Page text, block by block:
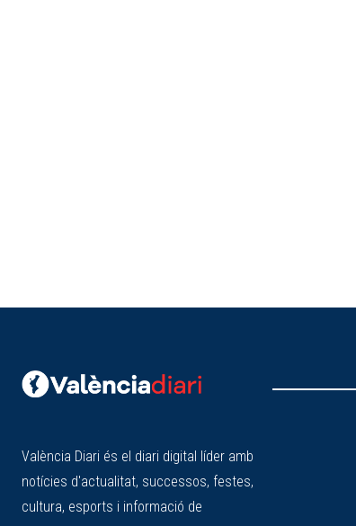
València Diari és el diari digital líder amb
notícies d'actualitat, successos, festes,
cultura, esports i informació de